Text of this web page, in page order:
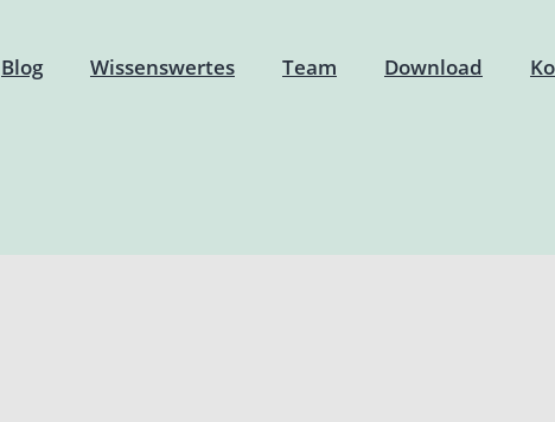
Blog Wissenswertes Team Download